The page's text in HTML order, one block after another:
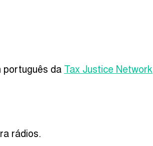
português da Tax Justice Network
rádios.